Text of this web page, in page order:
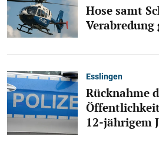
Hose samt
Verabredung
Esslingen
Rücknahme
12-jährigem